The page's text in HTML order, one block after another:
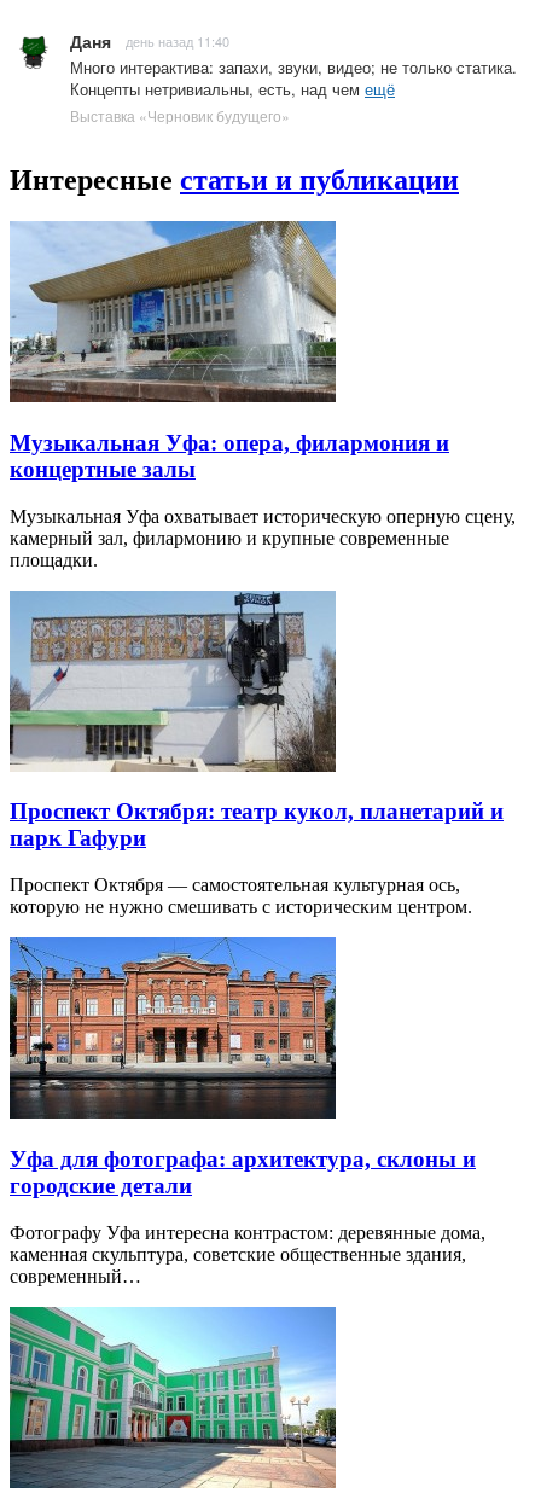
Даня день назад 11:40
Много интерактива: запахи, звуки, видео; не только статика.
Концепты нетривиальны, есть, над чем ещё
Выставка «Черновик будущего»
Интересные статьи и публикации
Музыкальная Уфа: опера, филармония и
концертные залы
Музыкальная Уфа охватывает историческую оперную сцену,
камерный зал, филармонию и крупные современные
площадки.
Проспект Октября: театр кукол, планетарий и
парк Гафури
Проспект Октября — самостоятельная культурная ось,
которую не нужно смешивать с историческим центром.
Уфа для фотографа: архитектура, склоны и
городские детали
Фотографу Уфа интересна контрастом: деревянные дома,
каменная скульптура, советские общественные здания,
современный…